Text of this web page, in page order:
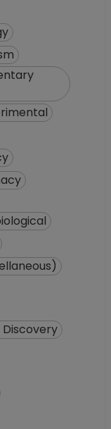
A TP
de
16-12-2017
15-03-2019
A TP
de
01-03-2017
12-2017
A TP
01-10-2016
A TP
Discovery